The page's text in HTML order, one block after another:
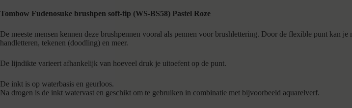
Tombow Fudenosuke brushpen soft-tip (WS-BS58) Pastel Roze
De meeste mensen kennen deze brushpennen vooral als pennen voor brushlettering. Door de flexible punt
handletteren, tekenen (doodling) en meer.
De lijndikte varieert afhankelijk van hoeveel druk je uitoefent op de punt.
De inkt is op waterbasis en geurloos.
Na drogen is de inkt watervast en geschikt om te gebruiken in combinatie met bijvoorbeeld aquarelverf.